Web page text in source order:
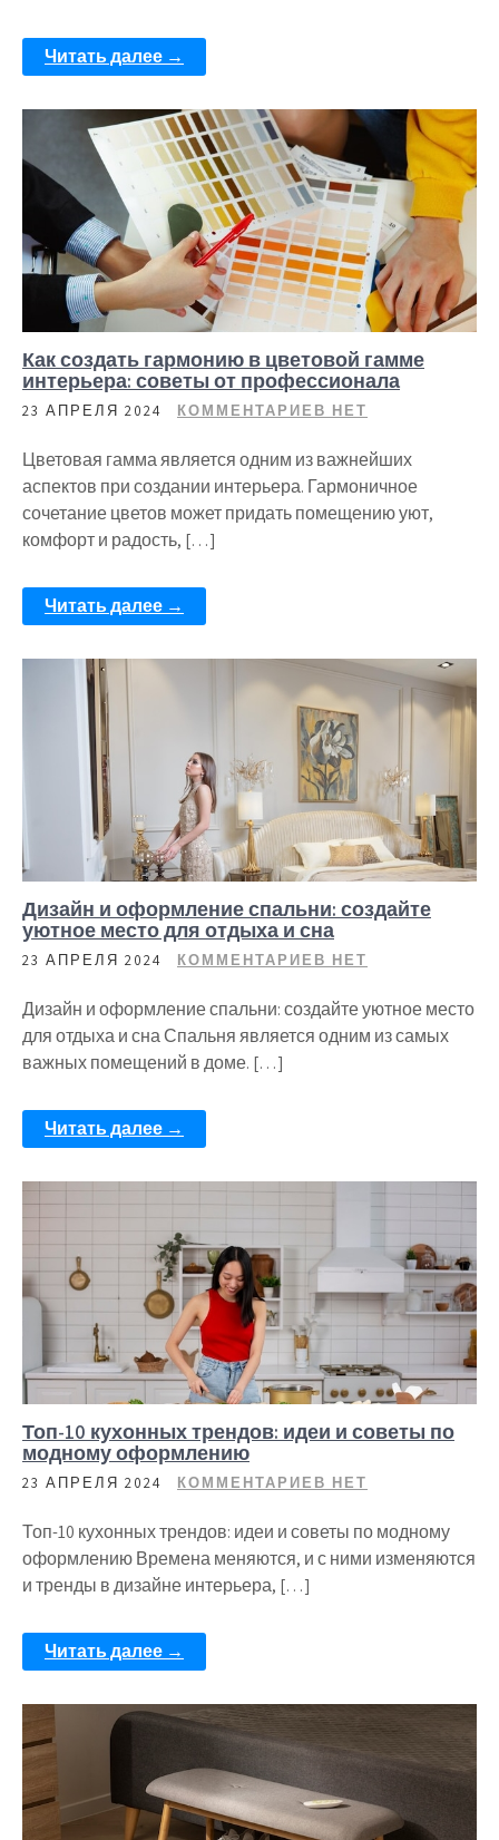
Читать далее →
Как создать гармонию в цветовой гамме
интерьера: советы от профессионала
23 АПРЕЛЯ 2024 КОММЕНТАРИЕВ НЕТ
Цветовая гамма является одним из важнейших
аспектов при создании интерьера. Гармоничное
сочетание цветов может придать помещению уют,
комфорт и радость, […]
Читать далее →
Дизайн и оформление спальни: создайте
уютное место для отдыха и сна
23 АПРЕЛЯ 2024 КОММЕНТАРИЕВ НЕТ
Дизайн и оформление спальни: создайте уютное место
для отдыха и сна Спальня является одним из самых
важных помещений в доме. […]
Читать далее →
Топ-10 кухонных трендов: идеи и советы по
модному оформлению
23 АПРЕЛЯ 2024 КОММЕНТАРИЕВ НЕТ
Топ-10 кухонных трендов: идеи и советы по модному
оформлению Времена меняются, и с ними изменяются
и тренды в дизайне интерьера, […]
Читать далее →